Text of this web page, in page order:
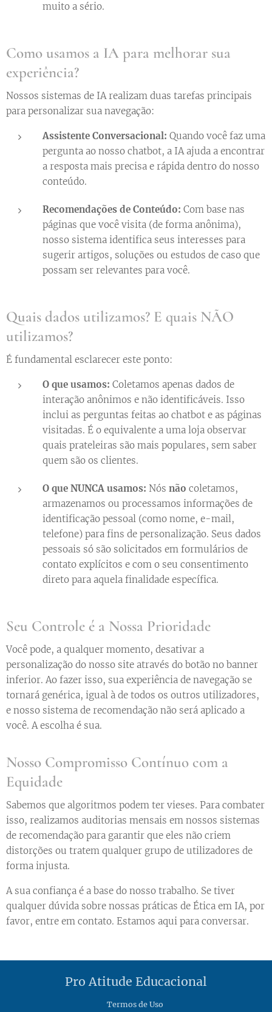
muito a sério.
Como usamos a IA para melhorar sua
experiência?
Nossos sistemas de IA realizam duas tarefas principais
para personalizar sua navegação:
Assistente Conversacional: Quando você faz uma
pergunta ao nosso chatbot, a IA ajuda a encontrar
a resposta mais precisa e rápida dentro do nosso
conteúdo.
Recomendações de Conteúdo: Com base nas
páginas que você visita (de forma anônima),
nosso sistema identifica seus interesses para
sugerir artigos, soluções ou estudos de caso que
possam ser relevantes para você.
Quais dados utilizamos? E quais NÃO
utilizamos?
É fundamental esclarecer este ponto:
O que usamos: Coletamos apenas dados de
interação anônimos e não identificáveis. Isso
inclui as perguntas feitas ao chatbot e as páginas
visitadas. É o equivalente a uma loja observar
quais prateleiras são mais populares, sem saber
quem são os clientes.
O que NUNCA usamos: Nós não coletamos,
armazenamos ou processamos informações de
identificação pessoal (como nome, e-mail,
telefone) para fins de personalização. Seus dados
pessoais só são solicitados em formulários de
contato explícitos e com o seu consentimento
direto para aquela finalidade específica.
Seu Controle é a Nossa Prioridade
Você pode, a qualquer momento, desativar a
personalização do nosso site através do botão no banner
inferior. Ao fazer isso, sua experiência de navegação se
tornará genérica, igual à de todos os outros utilizadores,
e nosso sistema de recomendação não será aplicado a
você. A escolha é sua.
Nosso Compromisso Contínuo com a
Equidade
Sabemos que algoritmos podem ter vieses. Para combater
isso, realizamos auditorias mensais em nossos sistemas
de recomendação para garantir que eles não criem
distorções ou tratem qualquer grupo de utilizadores de
forma injusta.
A sua confiança é a base do nosso trabalho. Se tiver
qualquer dúvida sobre nossas práticas de Ética em IA, por
favor, entre em contato. Estamos aqui para conversar.
Pro Atitude Educacional
Termos de Uso